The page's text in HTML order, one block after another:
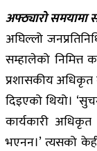
अफ्ठ्यारो समयामा
अघिल्लो
सम्हालेको निमित्त
प्रशासकीय अधिकृत
दिइएको थियो।
कार्यकारी
भएनन।’ त्यसको